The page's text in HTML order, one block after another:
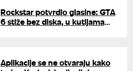
Rockstar potvrdio glasine: GTA
6 stiže bez diska, u kutijama
Aplikacije se ne otvaraju kako